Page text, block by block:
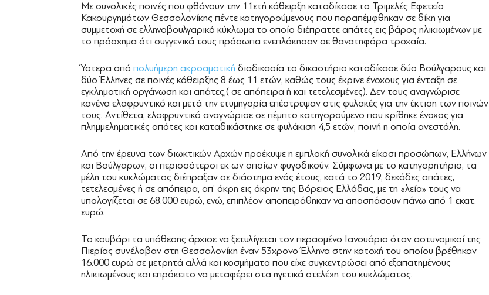
Με συνολικές ποινές που φθάνουν την 11ετή κάθειρξη καταδίκασε το Τριμελές Εφετείο
Κακουργημάτων Θεσσαλονίκης πέντε κατηγορούμενους που παραπέμφθηκαν σε δίκη για
συμμετοχή σε ελληνοβουλγαρικό κύκλωμα το οποίο διέπραττε απάτες εις βάρος ηλικιωμένων με
το πρόσχημα ότι συγγενικά τους πρόσωπα ενεπλάκησαν σε θανατηφόρα τροχαία.
Ύστερα από πολυήμερη ακροαματική διαδικασία το δικαστήριο καταδίκασε δύο Βούλγαρους και
δύο Έλληνες σε ποινές κάθειρξης 8 έως 11 ετών, καθώς τους έκρινε ένοχους για ένταξη σε
εγκληματική οργάνωση και απάτες,( σε απόπειρα ή και τετελεσμένες). Δεν τους αναγνώρισε
κανένα ελαφρυντικό και μετά την ετυμηγορία επέστρεψαν στις φυλακές για την έκτιση των ποινών
τους. Αντίθετα, ελαφρυντικό αναγνώρισε σε πέμπτο κατηγορούμενο που κρίθηκε ένοχος για
πλημμεληματικές απάτες και καταδικάστηκε σε φυλάκιση 4,5 ετών, ποινή η οποία ανεστάλη.
Από την έρευνα των διωκτικών Αρχών προέκυψε η εμπλοκή συνολικά είκοσι προσώπων, Ελλήνων
και Βούλγαρων, οι περισσότεροι εκ ων οποίων φυγοδικούν. Σύμφωνα με το κατηγορητήριο, τα
μέλη του κυκλώματος διέπραξαν σε διάστημα ενός έτους, κατά το 2019, δεκάδες απάτες,
τετελεσμένες ή σε απόπειρα, απ’ άκρη εις άκρην της Βόρειας Ελλάδας, με τη «λεία» τους να
υπολογίζεται σε 68.000 ευρώ, ενώ, επιπλέον αποπειράθηκαν να αποσπάσουν πάνω από 1 εκατ.
ευρώ.
Το κουβάρι τα υπόθεσης άρχισε να ξετυλίγεται τον περασμένο Ιανουάριο όταν αστυνομικοί της
Πιερίας συνέλαβαν στη Θεσσαλονίκη έναν 53χρονο Έλληνα στην κατοχή του οποίου βρέθηκαν
16.000 ευρώ σε μετρητά αλλά και κοσμήματα που είχε συγκεντρώσει από εξαπατημένους
ηλικιωμένους και επρόκειτο να μεταφέρει στα ηγετικά στελέχη του κυκλώματος.